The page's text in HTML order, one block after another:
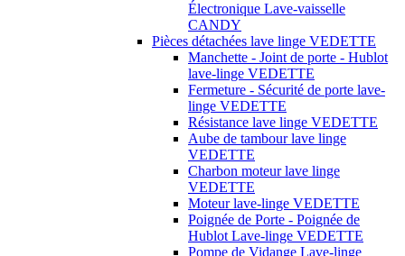
Électronique Lave-vaisselle
CANDY
Pièces détachées lave linge VEDETTE
Manchette - Joint de porte - Hublot
lave-linge VEDETTE
Fermeture - Sécurité de porte lave-
linge VEDETTE
Résistance lave linge VEDETTE
Aube de tambour lave linge
VEDETTE
Charbon moteur lave linge
VEDETTE
Moteur lave-linge VEDETTE
Poignée de Porte - Poignée de
Hublot Lave-linge VEDETTE
Pompe de Vidange Lave-linge